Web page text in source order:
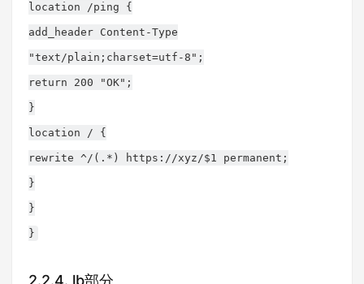
location /ping {
add_header Content-Type
"text/plain;charset=utf-8";
return 200 "OK";
}
location / {
rewrite ^/(.*) https://xyz/$1 permanent;
}
}
}
2.2.4. lb部分